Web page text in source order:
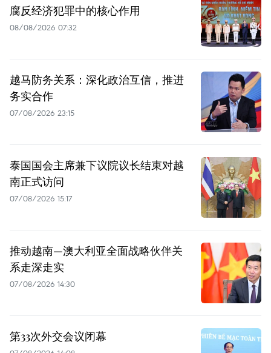
腐反经济犯罪中的核心作用
08/08/2026 07:32
越马防务关系：深化政治互信，推进
务实合作
07/08/2026 23:15
泰国国会主席兼下议院议长结束对越
南正式访问
07/08/2026 15:17
推动越南—澳大利亚全面战略伙伴关
系走深走实
07/08/2026 14:30
第33次外交会议闭幕